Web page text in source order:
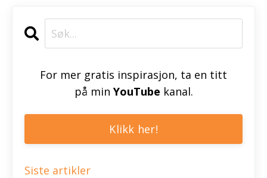
For mer gratis inspirasjon, ta en titt
på min YouTube kanal.
Klikk her!
Siste artikler